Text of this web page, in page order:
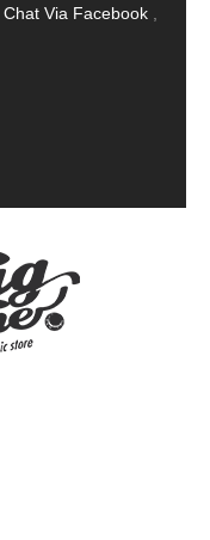
Chat Via Facebook